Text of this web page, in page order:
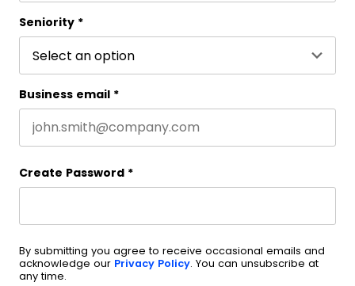
Seniority *
Business email *
Create Password *
By submitting you agree to receive occasional emails and
acknowledge our Privacy Policy. You can unsubscribe at
any time.